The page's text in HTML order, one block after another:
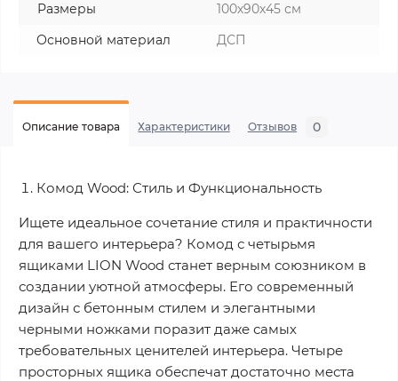
Размеры
100х90х45 см
Основной материал
ДСП
Описание товара Характеристики Отзывов 0
Комод Wood: Стиль и Функциональность
Ищете идеальное сочетание стиля и практичности
для вашего интерьера? Комод с четырьмя
ящиками LION Wood станет верным союзником в
создании уютной атмосферы. Его современный
дизайн с бетонным стилем и элегантными
черными ножками поразит даже самых
требовательных ценителей интерьера. Четыре
просторных ящика обеспечат достаточно места